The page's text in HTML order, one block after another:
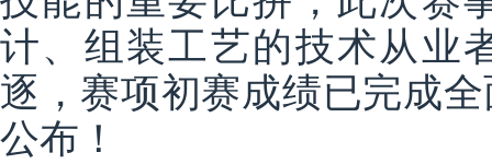
计、组装工艺的技术从业
逐，赛项初赛成绩已完成
公布！